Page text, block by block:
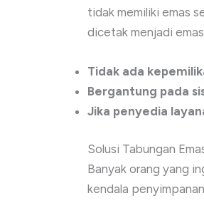
tidak memiliki emas
dicetak menjadi
Tidak ada
Bergantung pada
Jika penyedia
Solusi Tabungan
Banyak orang yang
kendala